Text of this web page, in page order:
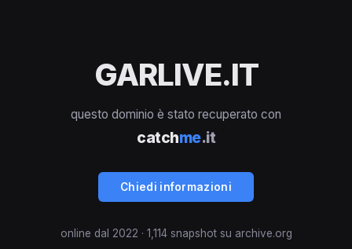
GARLIVE.IT
questo dominio è stato recuperato con
catchme.it
Chiedi informazioni
online dal 2022 · 1,114 snapshot su archive.org